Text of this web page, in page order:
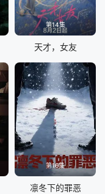
第14集
天才，女友
第16集
凛冬下的罪恶